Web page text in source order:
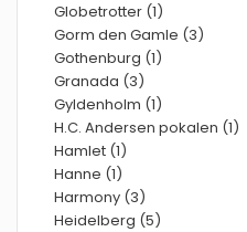
Globetrotter (1)
Gorm den Gamle (3)
Gothenburg (1)
Granada (3)
Gyldenholm (1)
H.C. Andersen pokalen (1)
Hamlet (1)
Hanne (1)
Harmony (3)
Heidelberg (5)